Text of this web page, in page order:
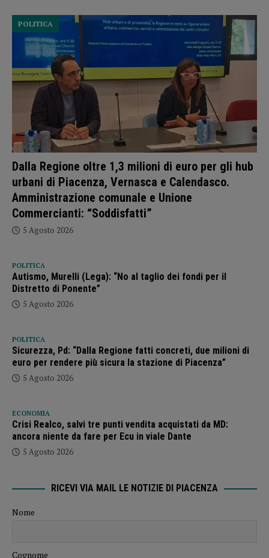
Dalla Regione oltre 1,3 milioni di euro per gli hub
urbani di Piacenza, Vernasca e Calendasco.
Amministrazione comunale e Unione
Commercianti: “Soddisfatti”
POLITICA
5 Agosto 2026
POLITICA
Autismo, Murelli (Lega): “No al taglio dei fondi per il
Distretto di Ponente”
5 Agosto 2026
POLITICA
Sicurezza, Pd: “Dalla Regione fatti concreti, due milioni di
euro per rendere più sicura la stazione di Piacenza”
5 Agosto 2026
ECONOMIA
Crisi Realco, salvi tre punti vendita acquistati da MD:
ancora niente da fare per Ecu in viale Dante
5 Agosto 2026
RICEVI VIA MAIL LE NOTIZIE DI PIACENZA
Nome
Cognome